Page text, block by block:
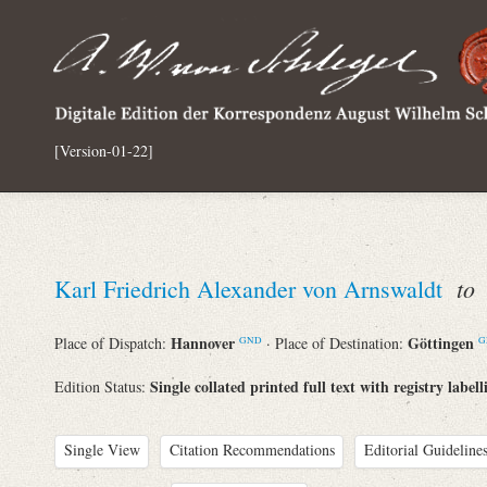
[Version-01-22]
Karl Friedrich Alexander von Arnswaldt to
Place of Dispatch: Hannover GND · Place of Destination: Göttingen
Edition Status: Single collated printed full text with registry
Single View Citation Recommendations Editorial